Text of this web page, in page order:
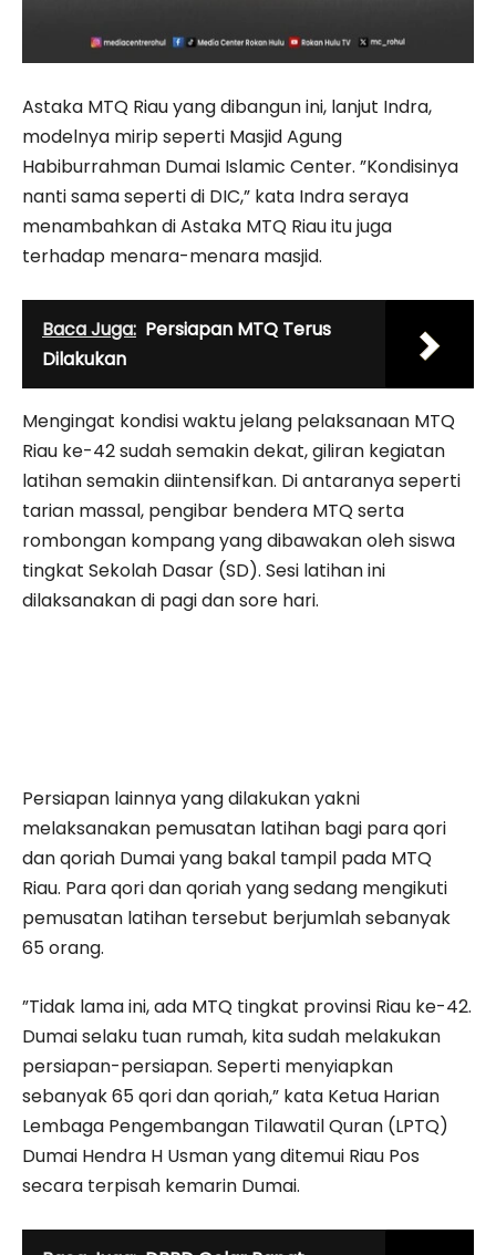
Astaka MTQ Riau yang dibangun ini, lanjut Indra,
modelnya mirip seperti Masjid Agung
Habiburrahman Dumai Islamic Center. ”Kondisinya
nanti sama seperti di DIC,” kata Indra seraya
menambahkan di Astaka MTQ Riau itu juga
terhadap menara-menara masjid.
Baca Juga: Persiapan MTQ Terus
Dilakukan
Mengingat kondisi waktu jelang pelaksanaan MTQ
Riau ke-42 sudah semakin dekat, giliran kegiatan
latihan semakin diintensifkan. Di antaranya seperti
tarian massal, pengibar bendera MTQ serta
rombongan kompang yang dibawakan oleh siswa
tingkat Sekolah Dasar (SD). Sesi latihan ini
dilaksanakan di pagi dan sore hari.
Persiapan lainnya yang dilakukan yakni
melaksanakan pemusatan latihan bagi para qori
dan qoriah Dumai yang bakal tampil pada MTQ
Riau. Para qori dan qoriah yang sedang mengikuti
pemusatan latihan tersebut berjumlah sebanyak
65 orang.
”Tidak lama ini, ada MTQ tingkat provinsi Riau ke-42.
Dumai selaku tuan rumah, kita sudah melakukan
persiapan-persiapan. Seperti menyiapkan
sebanyak 65 qori dan qoriah,” kata Ketua Harian
Lembaga Pengembangan Tilawatil Quran (LPTQ)
Dumai Hendra H Usman yang ditemui Riau Pos
secara terpisah kemarin Dumai.